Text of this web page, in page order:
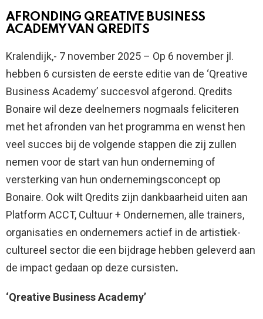
AFRONDING QREATIVE BUSINESS
ACADEMY VAN QREDITS
Kralendijk,- 7 november 2025 – Op 6 november jl.
hebben 6 cursisten de eerste editie van de ‘Qreative
Business Academy’ succesvol afgerond. Qredits
Bonaire wil deze deelnemers nogmaals feliciteren
met het afronden van het programma en wenst hen
veel succes bij de volgende stappen die zij zullen
nemen voor de start van hun onderneming of
versterking van hun ondernemingsconcept op
Bonaire. Ook wilt Qredits zijn dankbaarheid uiten aan
Platform ACCT, Cultuur + Ondernemen, alle trainers,
organisaties en ondernemers actief in de artistiek-
cultureel sector die een bijdrage hebben geleverd aan
de impact gedaan op deze cursisten.
‘Qreative Business Academy’